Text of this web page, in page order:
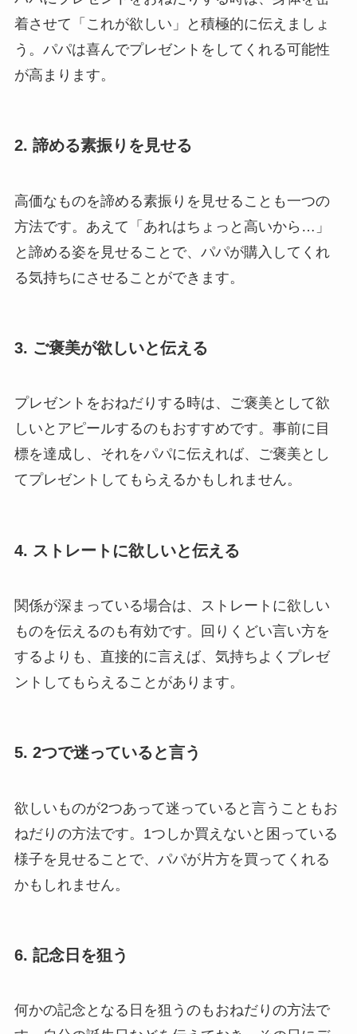
着させて「これが欲しい」と積極的に伝えましょ
う。パパは喜んでプレゼントをしてくれる可能性
が高まります。
2. 諦める素振りを見せる
高価なものを諦める素振りを見せることも一つの
方法です。あえて「あれはちょっと高いから…」
と諦める姿を見せることで、パパが購入してくれ
る気持ちにさせることができます。
3. ご褒美が欲しいと伝える
プレゼントをおねだりする時は、ご褒美として欲
しいとアピールするのもおすすめです。事前に目
標を達成し、それをパパに伝えれば、ご褒美とし
てプレゼントしてもらえるかもしれません。
4. ストレートに欲しいと伝える
関係が深まっている場合は、ストレートに欲しい
ものを伝えるのも有効です。回りくどい言い方を
するよりも、直接的に言えば、気持ちよくプレゼ
ントしてもらえることがあります。
5. 2つで迷っていると言う
欲しいものが2つあって迷っていると言うこともお
ねだりの方法です。1つしか買えないと困っている
様子を見せることで、パパが片方を買ってくれる
かもしれません。
6. 記念日を狙う
何かの記念となる日を狙うのもおねだりの方法で